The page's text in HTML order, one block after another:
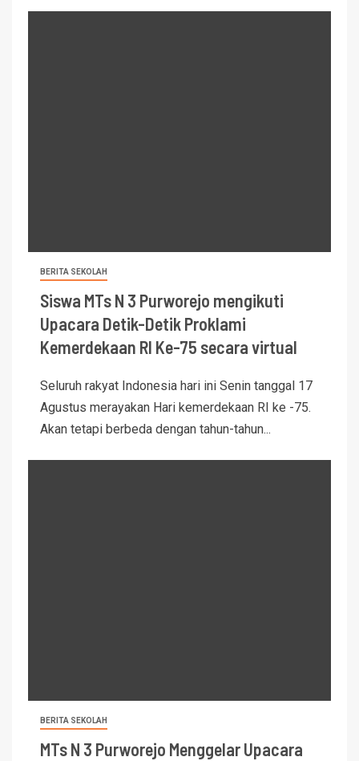
BERITA SEKOLAH
Siswa MTs N 3 Purworejo mengikuti
Upacara Detik-Detik Proklami
Kemerdekaan RI Ke-75 secara virtual
Seluruh rakyat Indonesia hari ini Senin tanggal 17
Agustus merayakan Hari kemerdekaan RI ke -75.
Akan tetapi berbeda dengan tahun-tahun...
BERITA SEKOLAH
MTs N 3 Purworejo Menggelar Upacara